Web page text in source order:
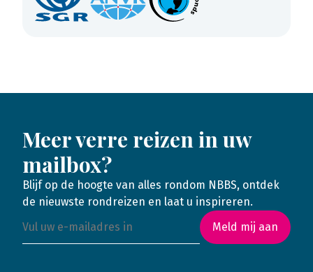
Meer verre reizen in uw
mailbox?
Blijf op de hoogte van alles rondom NBBS, ontdek
de nieuwste rondreizen en laat u inspireren.
Meld mij aan